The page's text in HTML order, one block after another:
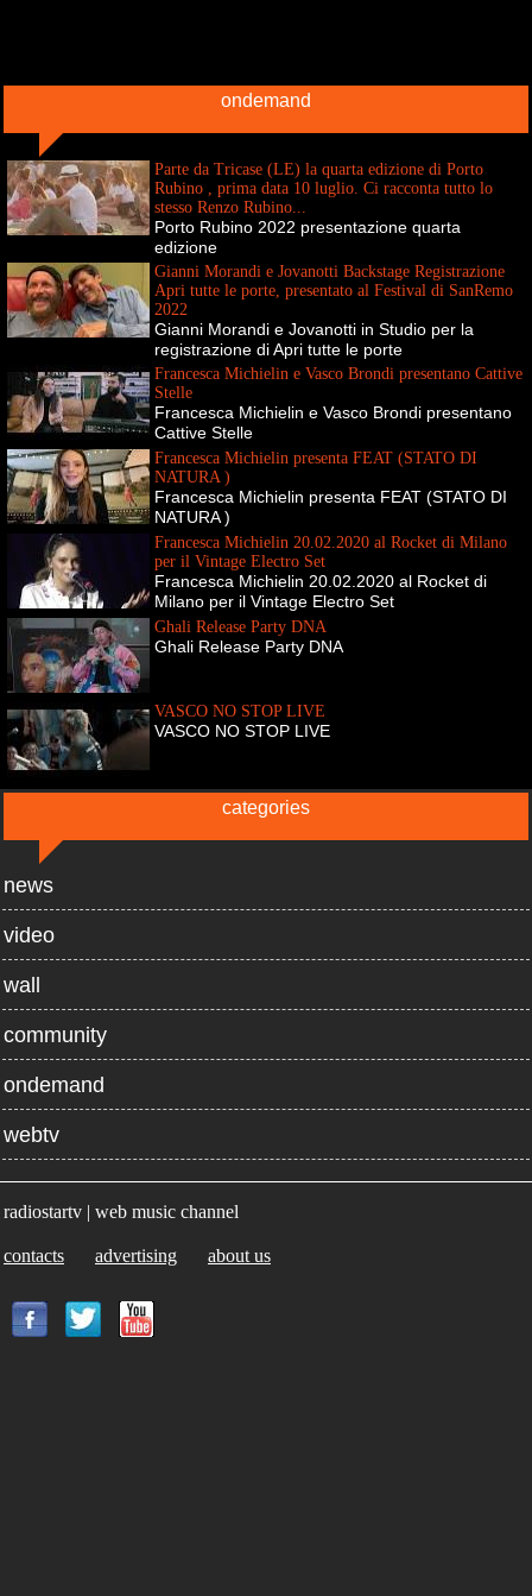
ondemand
Parte da Tricase (LE) la quarta edizione di Porto
Rubino , prima data 10 luglio. Ci racconta tutto lo
stesso Renzo Rubino...
Porto Rubino 2022 presentazione quarta
edizione
Gianni Morandi e Jovanotti Backstage Registrazione
Apri tutte le porte, presentato al Festival di SanRemo
2022
Gianni Morandi e Jovanotti in Studio per la
registrazione di Apri tutte le porte
Francesca Michielin e Vasco Brondi presentano Cattive
Stelle
Francesca Michielin e Vasco Brondi presentano
Cattive Stelle
Francesca Michielin presenta FEAT (STATO DI
NATURA )
Francesca Michielin presenta FEAT (STATO DI
NATURA )
Francesca Michielin 20.02.2020 al Rocket di Milano
per il Vintage Electro Set
Francesca Michielin 20.02.2020 al Rocket di
Milano per il Vintage Electro Set
Ghali Release Party DNA
Ghali Release Party DNA
VASCO NO STOP LIVE
VASCO NO STOP LIVE
categories
news
video
wall
community
ondemand
webtv
radiostartv | web music channel
contacts advertising about us